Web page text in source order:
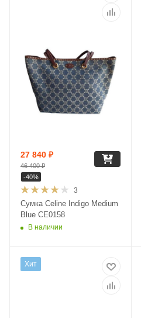
3
Сумка Celine Indigo Medium
Blue CE0158
В наличии
27 840 ₽
46 400₽
-40%
Хит